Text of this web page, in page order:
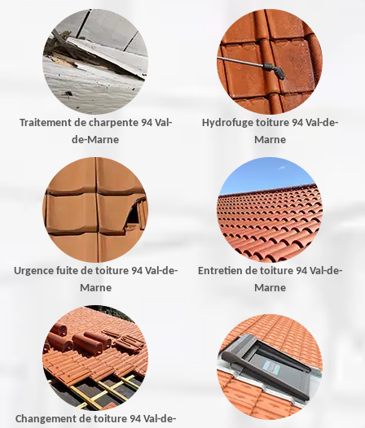
Traitement de charpente 94 Val-
de-Marne
Hydrofuge toiture 94 Val-de-
Marne
Urgence fuite de toiture 94 Val-de-
Marne
Entretien de toiture 94 Val-de-
Marne
Changement de toiture 94 Val-de-